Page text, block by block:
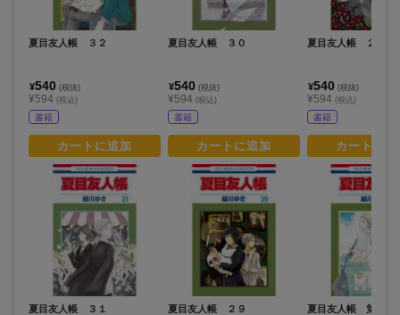
夏目友人帳 ３２
¥540 (税抜)
¥594 (税込)
書籍
カートに追加
夏目友人帳 ３１
夏目友人帳 ３０
¥540 (税抜)
¥594 (税込)
書籍
カートに追加
夏目友人帳 ２９
夏目友人帳 ２８
¥540 (税抜)
¥594 (税込)
書籍
カートに
夏目友人帳 第２７